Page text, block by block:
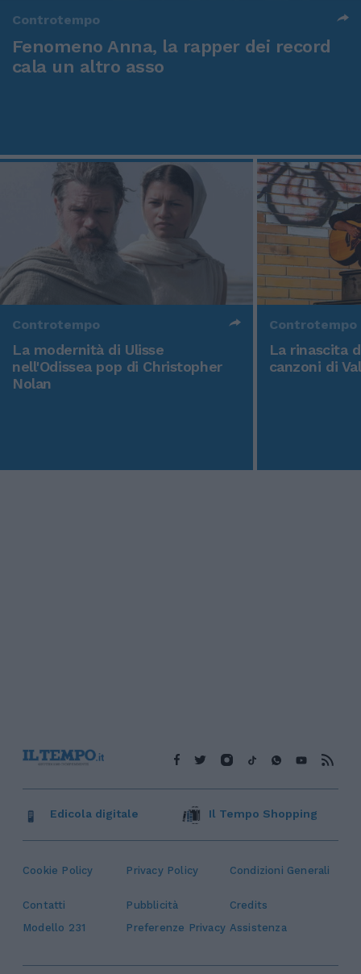
Controtempo
Fenomeno Anna, la rapper dei record
cala un altro asso
Controtempo
La modernità di Ulisse
nell'Odissea pop di Christopher
Nolan
Controtempo
La rinascita
canzoni di
Cookie Policy Privacy Policy Condizioni Generali
Contatti Pubblicità
Credits
Modello 231
Preferenze Privacy Assistenza
Edicola digitale Il Tempo Shopping